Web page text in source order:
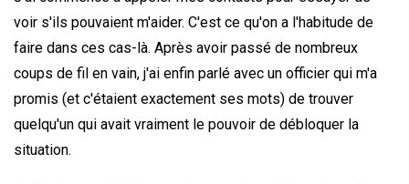
voir s'ils pouvaient m'aider. C'est ce qu'on a l'habitude de
faire dans ces cas-là. Après avoir passé de nombreux
coups de fil en vain, j'ai enfin parlé avec un officier qui m'a
promis (et c'étaient exactement ses mots) de trouver
quelqu'un qui avait vraiment le pouvoir de débloquer la
situation.